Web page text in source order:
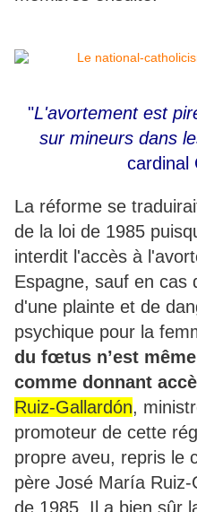
"L'avortement est
sur mineurs dans
cardinal
La réforme se
de la loi de 1985
interdit l'accès à
Espagne, sauf en cas
d'une plainte et de
psychique pour la
du fœtus n’est
comme donnant
Ruiz-Gallardón,
promoteur de cette
propre aveu, repris le
père José María
de 1985. Il a bien sûr